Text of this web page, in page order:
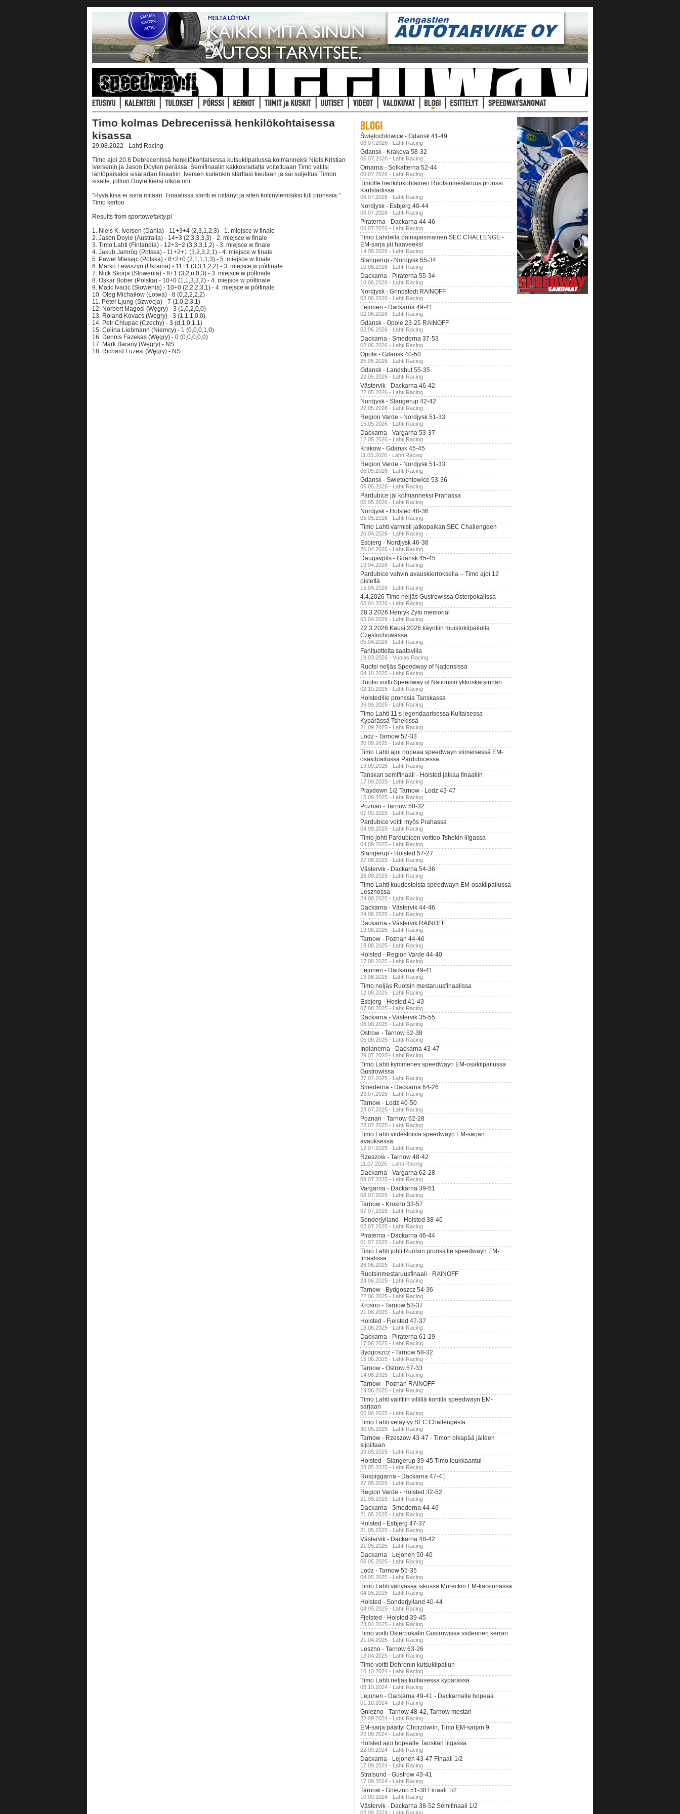
Timo kolmas Debrecenissä henkilökohtaisessa
kisassa
29.08.2022 - Lahti Racing
Timo ajoi 20.8 Debrecenissä henkilökohtaisessa kutsukilpailussa kolmanneksi Niels Kristian
Iversenin ja Jason Doylen perässä. Semifinaalin kakkosradalta voitettuaan Timo valitsi
lähtöpaikaksi sisäradan finaaliin. Iversen kuitenkin starttasi keulaan ja sai suljettua Timon
sisälle, jolloin Doyle kiersi ulkoa ohi.
"Hyvä kisa ei siinä mitään. Finaalissa startti ei riittänyt ja siten kotiinviemisiksi tuli pronssia."
Timo kertoo
Results from sportowefakty.pl
1. Niels K. Iversen (Dania) - 11+3+4 (2,3,1,2,3) - 1. miejsce w finale
2. Jason Doyle (Australia) - 14+3 (2,3,3,3,3) - 2. miejsce w finale
3. Timo Lahti (Finlandia) - 12+3+2 (3,3,3,1,2) - 3. miejsce w finale
4. Jakub Jamróg (Polska) - 11+2+1 (3,2,3,2,1) - 4. miejsce w finale
5. Paweł Miesiąc (Polska) - 8+2+0 (2,1,1,1,3) - 5. miejsce w finale
6. Marko Lewiszyn (Ukraina) - 11+1 (3,3,1,2,2) - 3. miejsce w półfinale
7. Nick Skorja (Słowenia) - 8+1 (3,2,u,0,3) - 3. miejsce w półfinale
8. Oskar Bober (Polska) - 10+0 (1,1,3,3,2) - 4. miejsce w półfinale
9. Matic Ivacic (Słowenia) - 10+0 (2,2,2,3,1) - 4. miejsce w półfinale
10. Oleg Michaiłow (Łotwa) - 8 (0,2,2,2,2)
11. Peter Ljung (Szwecja) - 7 (1,0,2,3,1)
12. Norbert Magosi (Węgry) - 3 (1,0,2,0,0)
13. Roland Kovacs (Węgry) - 3 (1,1,1,0,0)
14. Petr Chlupac (Czechy) - 3 (d,1,0,1,1)
15. Celina Liebmann (Niemcy) - 1 (0,0,0,1,0)
16. Dennis Fazekas (Węgry) - 0 (0,0,0,0,0)
17. Mark Barany (Węgry) - NS
18. Richard Fuzesi (Węgry) - NS
Świętochłowice - Gdansk 41-49
06.07.2026 - Lahti Racing
Gdansk - Krakova 58-32
06.07.2026 - Lahti Racing
Örnarna - Solkatterna 52-44
06.07.2026 - Lahti Racing
Timolle henkilökohtainen Ruotsinmestaruus pronssi
Karlstadissa
06.07.2026 - Lahti Racing
Nordjysk - Esbjerg 40-44
06.07.2026 - Lahti Racing
Piraterna - Dackarna 44-46
06.07.2026 - Lahti Racing
Timo Lahdella painajaismainen SEC CHALLENGE -
EM-sarja jäi haaveeksi
14.06.2026 - Lahti Racing
Slangerup - Nordjysk 55-34
10.06.2026 - Lahti Racing
Dackarna - Piraterna 55-34
10.06.2026 - Lahti Racing
Nordjysk - Grindstedt RAINOFF
03.06.2026 - Lahti Racing
Lejonen - Dackarna 49-41
02.06.2026 - Lahti Racing
Gdansk - Opole 23-25 RAINOFF
02.06.2026 - Lahti Racing
Dackarna - Smederna 37-53
02.06.2026 - Lahti Racing
Opole - Gdansk 40-50
25.05.2026 - Lahti Racing
Gdansk - Landshut 55-35
22.05.2026 - Lahti Racing
Västervik - Dackarna 46-42
22.05.2026 - Lahti Racing
Nordjysk - Slangerup 42-42
22.05.2026 - Lahti Racing
Region Varde - Nordjysk 51-33
15.05.2026 - Lahti Racing
Dackarna - Vargarna 53-37
12.05.2026 - Lahti Racing
Krakow - Gdansk 45-45
11.05.2026 - Lahti Racing
Region Varde - Nordjysk 51-33
06.05.2026 - Lahti Racing
Gdansk - Swietochlowice 53-36
05.05.2026 - Lahti Racing
Pardubice jäi kolmanneksi Prahassa
05.05.2026 - Lahti Racing
Nordjysk - Holsted 48-36
05.05.2026 - Lahti Racing
Timo Lahti varmisti jatkopaikan SEC Challengeen
26.04.2026 - Lahti Racing
Esbjerg - Nordjysk 46-38
26.04.2026 - Lahti Racing
Daugavpils - Gdansk 45-45
19.04.2026 - Lahti Racing
Pardubice vahvin avauskierroksella – Timo ajoi 12
pistettä
15.04.2026 - Lahti Racing
4.4.2026 Timo neljäs Gustrowissa Osterpokalissa
05.04.2026 - Lahti Racing
28.3.2026 Henryk Zyto memorial
05.04.2026 - Lahti Racing
22.3.2026 Kausi 2026 käyntiin muistokilpailulla
Częstochowassa
05.04.2026 - Lahti Racing
Fanituotteita saatavilla
19.03.2026 - Vuolas Racing
Ruotsi neljäs Speedway of Nationsissa
04.10.2025 - Lahti Racing
Ruotsi voitti Speedway of Nationsin ykköskarsinnan
02.10.2025 - Lahti Racing
Holstedille pronssia Tanskassa
26.09.2025 - Lahti Racing
Timo Lahti 11:s legendaarisessa Kultaisessa
Kypärässä Tshekissä
21.09.2025 - Lahti Racing
Lodz - Tarnow 57-33
20.09.2025 - Lahti Racing
Timo Lahti ajoi hopeaa speedwayn viimeisessä EM-
osakilpailussa Pardubicessa
19.09.2025 - Lahti Racing
Tanskan semifinaali - Holsted jatkaa finaaliin
17.09.2025 - Lahti Racing
Playdown 1/2 Tarnow - Lodz 43-47
15.09.2025 - Lahti Racing
Poznan - Tarnow 58-32
07.09.2025 - Lahti Racing
Pardubice voitti myös Prahassa
04.09.2025 - Lahti Racing
Timo johti Pardubicen voittoo Tshekin liigassa
04.09.2025 - Lahti Racing
Slangerup - Holsted 57-27
27.08.2025 - Lahti Racing
Västervik - Dackarna 54-36
26.08.2025 - Lahti Racing
Timo Lahti kuudestoista speedwayn EM-osakilpailussa
Lesznossa
24.08.2025 - Lahti Racing
Dackarna - Västervik 44-46
24.08.2025 - Lahti Racing
Dackarna - Västervik RAINOFF
19.08.2025 - Lahti Racing
Tarnow - Poznan 44-46
19.08.2025 - Lahti Racing
Holsted - Region Varde 44-40
17.08.2025 - Lahti Racing
Lejonen - Dackarna 49-41
13.08.2025 - Lahti Racing
Timo neljäs Ruotsin mestaruusfinaalissa
12.08.2025 - Lahti Racing
Esbjerg - Hosted 41-43
07.08.2025 - Lahti Racing
Dackarna - Västervik 35-55
06.08.2025 - Lahti Racing
Ostrow - Tarnow 52-38
05.08.2025 - Lahti Racing
Indianerna - Dackarna 43-47
29.07.2025 - Lahti Racing
Timo Lahti kymmenes speedwayn EM-osakilpailussa
Gustrowissa
27.07.2025 - Lahti Racing
Smederna - Dackarna 64-26
23.07.2025 - Lahti Racing
Tarnow - Lodz 40-50
23.07.2025 - Lahti Racing
Poznan - Tarnow 62-28
23.07.2025 - Lahti Racing
Timo Lahti viidestoista speedwayn EM-sarjan
avauksessa
12.07.2025 - Lahti Racing
Rzeszow - Tarnow 48-42
11.07.2025 - Lahti Racing
Dackarna - Vargarna 62-28
09.07.2025 - Lahti Racing
Vargarna - Dackarna 39-51
08.07.2025 - Lahti Racing
Tarnow - Krosno 33-57
07.07.2025 - Lahti Racing
Sonderjylland - Holsted 38-46
02.07.2025 - Lahti Racing
Piraterna - Dackarna 46-44
01.07.2025 - Lahti Racing
Timo Lahti johti Ruotsin pronssille speedwayn EM-
finaalissa
28.06.2025 - Lahti Racing
Ruotsinmestaruusfinaali - RAINOFF
24.06.2025 - Lahti Racing
Tarnow - Bydgoszcz 54-36
22.06.2025 - Lahti Racing
Krosno - Tarnow 53-37
21.06.2025 - Lahti Racing
Holsted - Fjelsted 47-37
18.06.2025 - Lahti Racing
Dackarna - Piraterna 61-29
17.06.2025 - Lahti Racing
Bydgoszcz - Tarnow 58-32
15.06.2025 - Lahti Racing
Tarnow - Ostrow 57-33
14.06.2025 - Lahti Racing
Tarnow - Poznan RAINOFF
14.06.2025 - Lahti Racing
Timo Lahti valittiin villillä kortilla speedwayn EM-
sarjaan
05.06.2025 - Lahti Racing
Timo Lahti vetäytyy SEC Challengesta
30.05.2025 - Lahti Racing
Tarnow - Rzeszow 43-47 - Timon olkapää jälleen
sijoiltaan
29.05.2025 - Lahti Racing
Holsted - Slangerup 39-45 Timo loukkaantui
28.05.2025 - Lahti Racing
Rospiggarna - Dackarna 47-41
27.05.2025 - Lahti Racing
Region Varde - Holsted 32-52
21.05.2025 - Lahti Racing
Dackarna - Smederna 44-46
21.05.2025 - Lahti Racing
Holsted - Esbjerg 47-37
21.05.2025 - Lahti Racing
Västervik - Dackarna 48-42
21.05.2025 - Lahti Racing
Dackarna - Lejonen 50-40
06.05.2025 - Lahti Racing
Lodz - Tarnow 55-35
04.05.2025 - Lahti Racing
Timo Lahti vahvassa iskussa Mureckin EM-karsinnassa
04.05.2025 - Lahti Racing
Holsted - Sonderjylland 40-44
04.05.2025 - Lahti Racing
Fjelsted - Holsted 39-45
23.04.2025 - Lahti Racing
Timo voitti Osterpokalin Gustrowissa viidennen kerran
21.04.2025 - Lahti Racing
Leszno - Tarnow 63-26
13.04.2025 - Lahti Racing
Timo voitti Dohrenin kutsukilpailun
16.10.2024 - Lahti Racing
Timo Lahti neljäs kultaisessa kypärässä
08.10.2024 - Lahti Racing
Lejonen - Dackarna 49-41 - Dackarnalle hopeaa
01.10.2024 - Lahti Racing
Gniezno - Tarnow 48-42, Tarnow mestari
22.09.2024 - Lahti Racing
EM-sarja päättyi Chorzowiin, Timo EM-sarjan 9.
22.09.2024 - Lahti Racing
Holsted ajoi hopealle Tanskan liigassa
22.09.2024 - Lahti Racing
Dackarna - Lejonen 43-47 Finaali 1/2
17.09.2024 - Lahti Racing
Stralsund - Gustrow 43-41
17.09.2024 - Lahti Racing
Tarnow - Gniezno 51-38 Finaali 1/2
10.09.2024 - Lahti Racing
Västervik - Dackarna 38-52 Semifinaali 1/2
03.09.2024 - Lahti Racing